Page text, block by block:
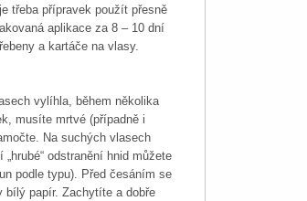
třeba přípravek použít přesně
aplikace za 8 – 10 dní
a kartáče na vlasy.
vylíhla, během několika
musíte mrtvé (případně i
Na suchých vlasech
odstranění hnid můžete
podle typu). Před česáním se
bílý papír. Zachytíte a dobře